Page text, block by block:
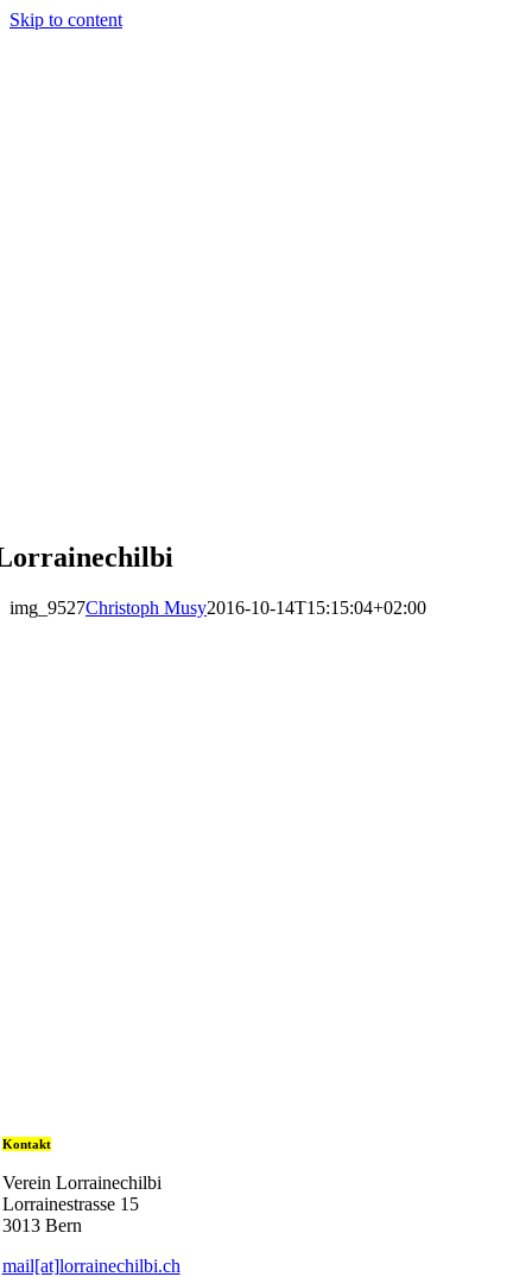
Skip to content
img_9527Christoph Musy2016-10-14T15:15:04+02:00
Kontakt
Verein Lorrainechilbi
Lorrainestrasse 15
3013 Bern
mail[at]lorrainechilbi.ch